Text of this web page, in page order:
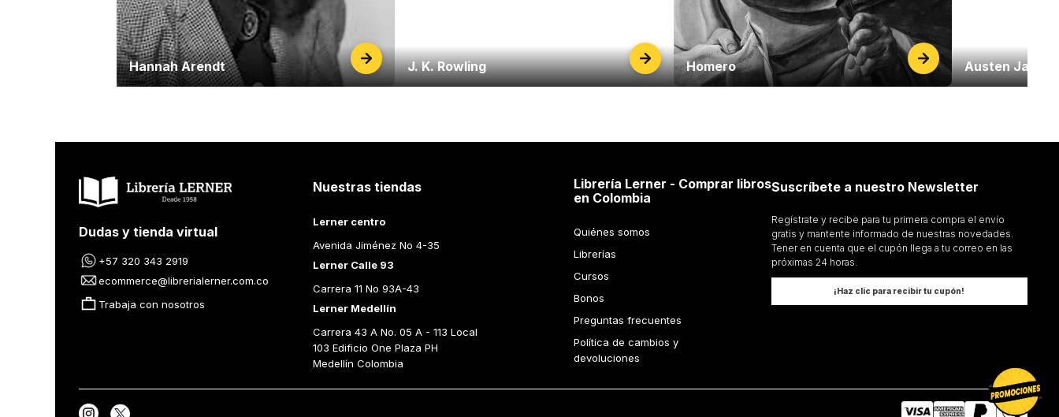
Hannah Arendt J. K. Rowling Homero Austen Jane
Dudas y tienda virtual
+57 320 343 2919
ecommerce@librerialerner.com.co
Trabaja con nosotros
Nuestras tiendas
Lerner centro
Avenida Jiménez No 4-35
Lerner Calle 93
Carrera 11 No 93A-43
Lerner Medellín
Carrera 43 A No. 05 A - 113 Local
103 Edificio One Plaza PH
Medellín Colombia
Librería Lerner - Comprar libros
en Colombia
Quiénes somos
Librerías
Cursos
Bonos
Preguntas frecuentes
Política de cambios y
devoluciones
Suscríbete a nuestro Newsletter
Regístrate y recibe para tu primera compra el envío
gratis y mantente informado de nuestras novedades.
Tener en cuenta que el cupón llega a tu correo en las
próximas 24 horas.
¡Haz clic para recibir tu cupón!